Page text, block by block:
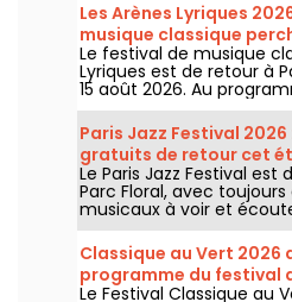
Les Arènes Lyriques
musique classique
Montmartre
Le festival de musique
Lyriques est de retour à
15 août 2026. Au
16 concerts donnés au
Montmartre, un cadre
les grands classiques.
Paris Jazz Festival
gratuits de retour cet
programme
Le Paris Jazz Festival
Parc Floral, avec
musicaux à voir et
bucolique. Voici le
gratuits à découvrir du
septembre 2026 !
Classique au Vert 2026
programme du festival
gratuits
Le Festival Classique au